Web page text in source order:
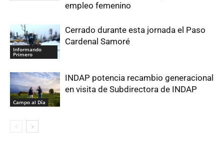
empleo femenino
Informando
Primero
Cerrado durante esta jornada el Paso
Cardenal Samoré
Campo al Día
INDAP potencia recambio generacional
en visita de Subdirectora de INDAP